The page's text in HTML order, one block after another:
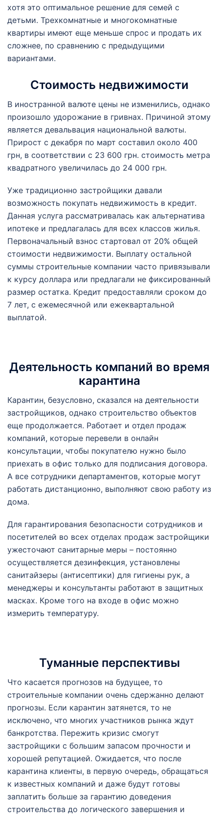
хотя это оптимальное решение для семей с
детьми. Трехкомнатные и многокомнатные
квартиры имеют еще меньше спрос и продать их
сложнее, по сравнению с предыдущими
вариантами.
Стоимость недвижимости
В иностранной валюте цены не изменились, однако
произошло удорожание в гривнах. Причиной этому
является девальвация национальной валюты.
Прирост с декабря по март составил около 400
грн, в соответствии с 23 600 грн. стоимость метра
квадратного увеличилась до 24 000 грн.
Уже традиционно застройщики давали
возможность покупать недвижимость в кредит.
Данная услуга рассматривалась как альтернатива
ипотеке и предлагалась для всех классов жилья.
Первоначальный взнос стартовал от 20% общей
стоимости недвижимости. Выплату остальной
суммы строительные компании часто привязывали
к курсу доллара или предлагали не фиксированный
размер остатка. Кредит предоставляли сроком до
7 лет, с ежемесячной или ежеквартальной
выплатой.
Деятельность компаний во время
карантина
Карантин, безусловно, сказался на деятельности
застройщиков, однако строительство объектов
еще продолжается. Работает и отдел продаж
компаний, которые перевели в онлайн
консультации, чтобы покупателю нужно было
приехать в офис только для подписания договора.
А все сотрудники департаментов, которые могут
работать дистанционно, выполняют свою работу из
дома.
Для гарантирования безопасности сотрудников и
посетителей во всех отделах продаж застройщики
ужесточают санитарные меры – постоянно
осуществляется дезинфекция, установлены
санитайзеры (антисептики) для гигиены рук, а
менеджеры и консультанты работают в защитных
масках. Кроме того на входе в офис можно
измерить температуру.
Туманные перспективы
Что касается прогнозов на будущее, то
строительные компании очень сдержанно делают
прогнозы. Если карантин затянется, то не
исключено, что многих участников рынка ждут
банкротства. Пережить кризис смогут
застройщики с большим запасом прочности и
хорошей репутацией. Ожидается, что после
карантина клиенты, в первую очередь, обращаться
к известных компаний и даже будут готовы
заплатить больше за гарантию доведения
строительства до логического завершения и